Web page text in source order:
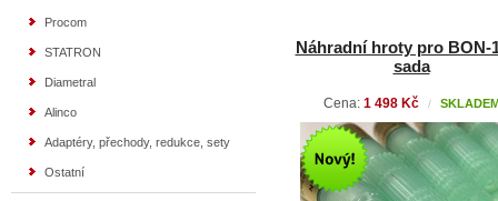
Procom
STATRON
Diametral
Alinco
Adaptéry, přechody, redukce, sety
Ostatní
Náhradní hroty pro BON-
sada
Cena: 1 498 Kč /